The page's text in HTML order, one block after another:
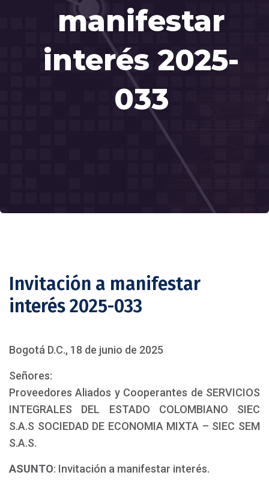
manifestar
interés 2025-
033
Invitación a manifestar
interés 2025-033
Bogotá D.C., 18 de junio de 2025
Señores:
Proveedores Aliados y Cooperantes de SERVICIOS
INTEGRALES DEL ESTADO COLOMBIANO SIEC
S.A.S SOCIEDAD DE ECONOMIA MIXTA – SIEC SEM
S.A.S.
ASUNTO: Invitación a manifestar interés.